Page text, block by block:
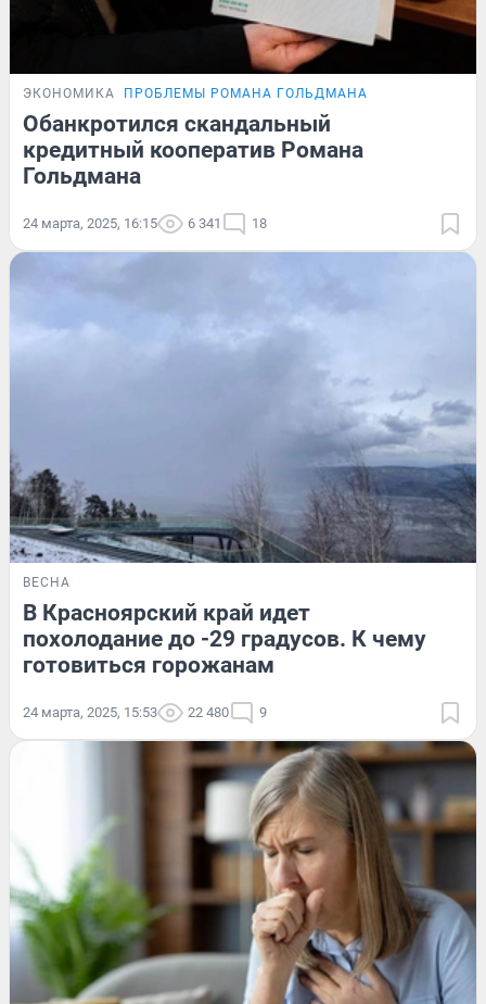
ЭКОНОМИКА ПРОБЛЕМЫ РОМАНА ГОЛЬДМАНА
Обанкротился скандальный
кредитный кооператив Романа
Гольдмана
24 марта, 2025, 16:15 6 341 18
ВЕСНА
В Красноярский край идет
похолодание до -29 градусов. К чему
готовиться горожанам
24 марта, 2025, 15:53 22 480 9